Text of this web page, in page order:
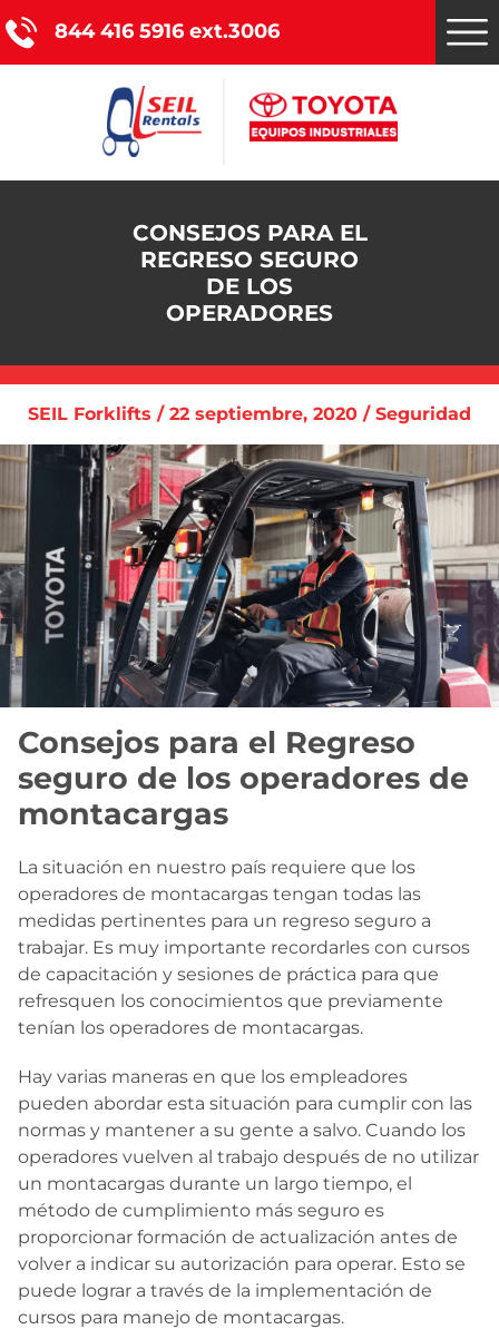
844 416 5916 ext.3006
Nuestros servicios
Catálogo de productos
Promociones
Nosotros
Blog
Contacto
CONSEJOS PARA EL
REGRESO SEGURO
DE LOS
OPERADORES
SEIL Forklifts / 22 septiembre, 2020 / Seguridad
Consejos para el Regreso
seguro de los operadores de
montacargas
La situación en nuestro país requiere que los
operadores de montacargas tengan todas las
medidas pertinentes para un regreso seguro a
trabajar. Es muy importante recordarles con cursos
de capacitación y sesiones de práctica para que
refresquen los conocimientos que previamente
tenían los operadores de montacargas.
Hay varias maneras en que los empleadores
pueden abordar esta situación para cumplir con las
normas y mantener a su gente a salvo. Cuando los
operadores vuelven al trabajo después de no utilizar
un montacargas durante un largo tiempo, el
método de cumplimiento más seguro es
proporcionar formación de actualización antes de
volver a indicar su autorización para operar. Esto se
puede lograr a través de la implementación de
cursos para manejo de montacargas.